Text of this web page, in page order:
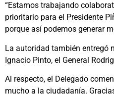
“Estamos trabajando
prioritario para el Presidente
porque así podemos generar
La autoridad también entregó
Ignacio Pinto, el General
Al respecto, el Delegado
mucho a la ciudadanía.